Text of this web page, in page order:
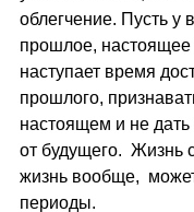
облегчение. Пусть у
прошлое, настоящее
наступает время
прошлого,
настоящем и не дать
от будущего.  Жизнь
жизнь вообще,
периоды.